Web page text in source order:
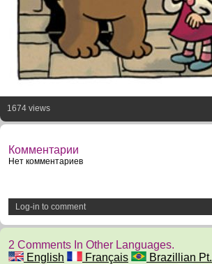
1674 views
Комментарии
Нет комментариев
Log-in to comment
2 Comments In Other Languages.
English
Français Brazillian Pt.